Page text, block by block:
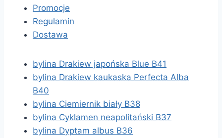
Promocje
Regulamin
Dostawa
bylina Drakiew japońska Blue B41
bylina Drakiew kaukaska Perfecta Alba
B40
bylina Ciemiernik biały B38
bylina Cyklamen neapolitański B37
bylina Dyptam albus B36